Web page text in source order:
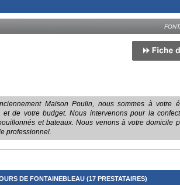
Maison Poulin, nous sommes à votre
de votre budget. Nous intervenons pour la
et bateaux. Nous venons à votre domicile
professionnel.
DE FONTAINEBLEAU (17 PRESTATAIRES)